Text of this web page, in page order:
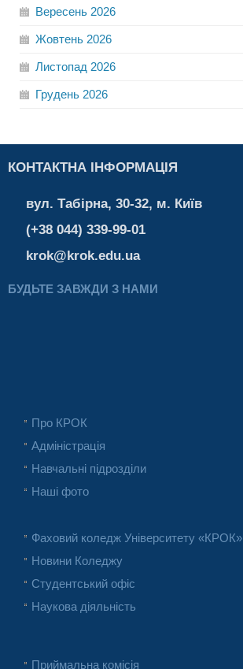
Вересень 2026
Жовтень 2026
Листопад 2026
Грудень 2026
КОНТАКТНА ІНФОРМАЦІЯ
вул. Табірна, 30-32, м. Київ
(+38 044) 339-99-01
krok@krok.edu.ua
БУДЬТЕ ЗАВЖДИ З НАМИ
Про КРОК
Адміністрація
Навчальні підрозділи
Наші фото
Фаховий коледж Університету «КРОК»
Новини Коледжу
Студентський офіс
Наукова діяльність
Приймальна комісія